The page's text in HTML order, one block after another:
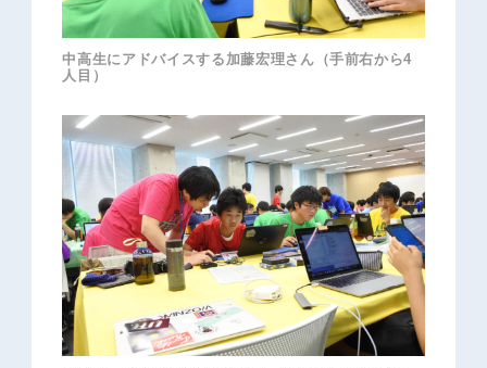
中高生にアドバイスする加藤宏理さん（手前右から4
人目）